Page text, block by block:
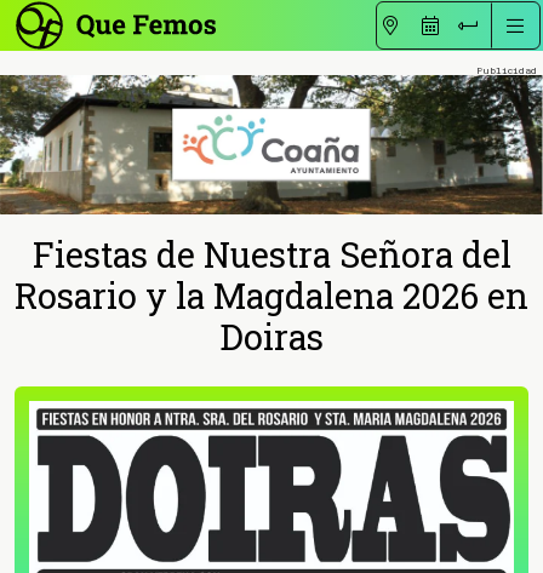
Fiestas de Nuestra Señora del
Rosario y la Magdalena 2026 en
Doiras